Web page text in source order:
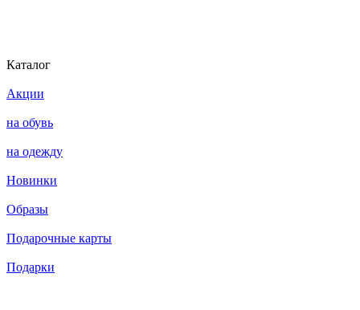
Каталог
Акции
на обувь
на одежду
Новинки
Образы
Подарочные карты
Подарки